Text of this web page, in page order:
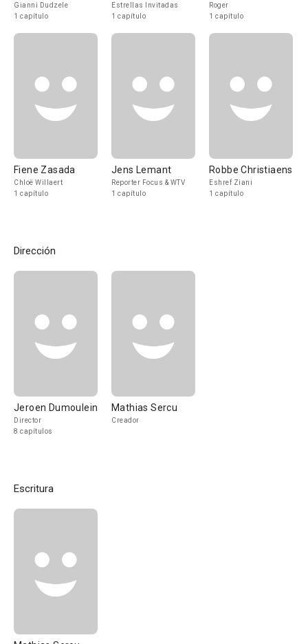
Gianni Dudzele
1 capítulo
Estrellas Invitadas
1 capítulo
Roger
1 capítulo
Fiene Zasada
Chloë Willaert
1 capítulo
Jens Lemant
Reporter Focus & WTV
1 capítulo
Robbe Christiaens
Eshref Ziani
1 capítulo
Dirección
Jeroen Dumoulein
Director
8 capítulos
Mathias Sercu
Creador
Escritura